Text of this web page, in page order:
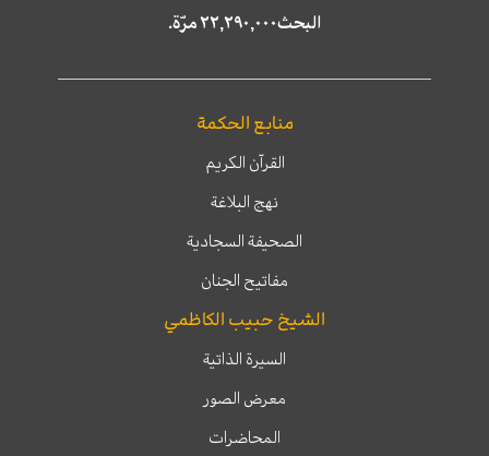
البحث٢٢,٢٩٠,٠٠٠ مرّة.
منابع الحكمة
القرآن الكريم
نهج البلاغة
الصحيفة السجادية
مفاتيح الجنان
الشيخ حبيب الكاظمي
السيرة الذاتية
معرض الصور
المحاضرات